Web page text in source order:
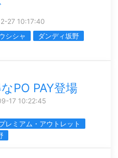
27 10:17:40
シシャ
ダンディ坂野
PO PAY登場
17 10:22:45
レミアム・アウトレット